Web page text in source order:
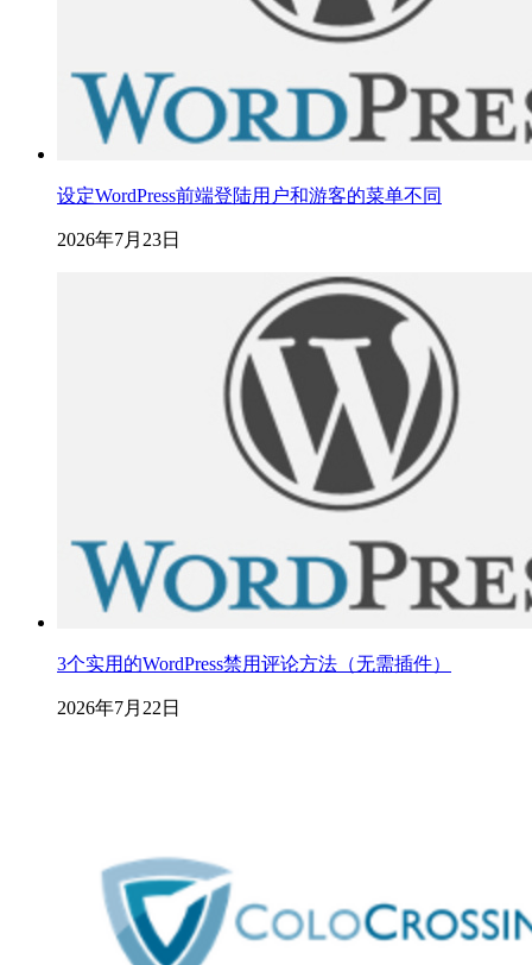
设定WordPress前端登陆用户和游客的菜单不同
2026年7月23日
3个实用的WordPress禁用评论方法（无需插件）
2026年7月22日